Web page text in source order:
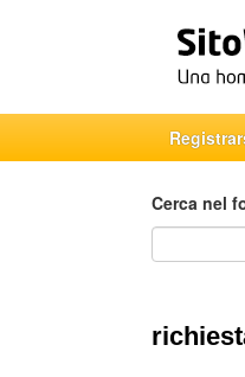
Cerca nel
Cerca nel